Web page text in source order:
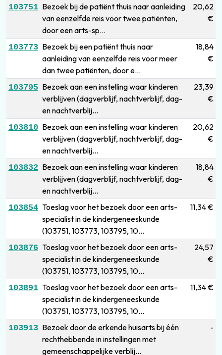
103751 Bezoek bij de patiënt thuis naar aanleiding
van eenzelfde reis voor twee patiënten,
door een arts-sp...
20,62
€
103773 Bezoek bij een patiënt thuis naar
aanleiding van eenzelfde reis voor meer
dan twee patiënten, door e...
18,84
€
103795 Bezoek aan een instelling waar kinderen
verblijven (dagverblijf, nachtverblijf, dag-
en nachtverblij...
23,39
€
103810 Bezoek aan een instelling waar kinderen
verblijven (dagverblijf, nachtverblijf, dag-
en nachtverblij...
20,62
€
103832 Bezoek aan een instelling waar kinderen
verblijven (dagverblijf, nachtverblijf, dag-
en nachtverblij...
18,84
€
103854 Toeslag voor het bezoek door een arts-
specialist in de kindergeneeskunde
(103751, 103773, 103795, 10...
11,34 €
103876 Toeslag voor het bezoek door een arts-
specialist in de kindergeneeskunde
(103751, 103773, 103795, 10...
24,57
€
103891 Toeslag voor het bezoek door een arts-
specialist in de kindergeneeskunde
(103751, 103773, 103795, 10...
11,34 €
103913 Bezoek door de erkende huisarts bij één
rechthebbende in instellingen met
gemeenschappelijke verblij...
-